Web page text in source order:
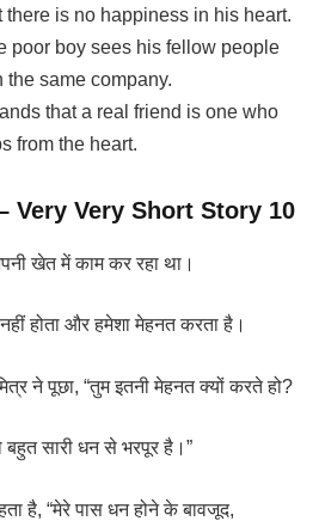
is no happiness in his heart.
poor boy sees his fellow people
the same company.
that a real friend is one who
from the heart.
Very Very Short Story 10
खेत में काम कर रहा था।
होता और हमेशा मेहनत करता है।
ने पूछा, “तुम इतनी मेहनत क्यों करते हो?
बहुत सारी धन से भरपूर है।”
है, “मेरे पास धन होने के बावजूद,